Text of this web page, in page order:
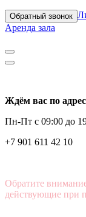
Обратный звонок
Аренда зала
Ждём вас по
Пн-Пт с 09:00 до
+7 901 611 42 10
Обратите
действующие при